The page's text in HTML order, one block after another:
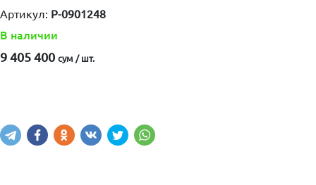
Артикул: P-0901248
В наличии
9 405 400 сум / шт.